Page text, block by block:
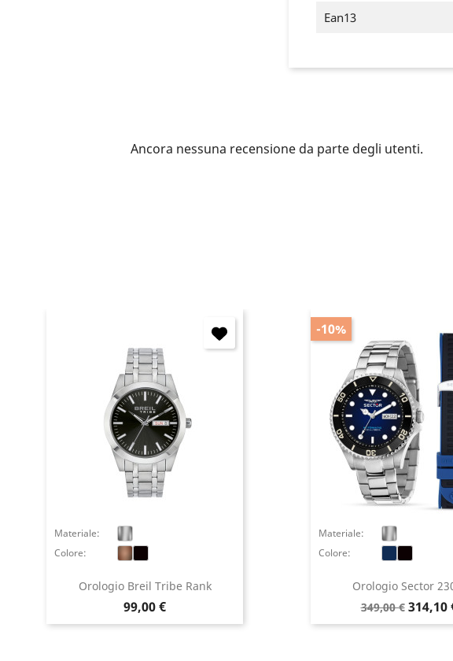
Ean13
Ancora nessuna recensione da parte degli utenti.
Orologio Breil Tribe Rank
Prezzo
99,00 €
Materiale:
Colore:
Orologio Sector
Prezzo
base
349,00 € Prezzo
314,10
Materiale:
Colore:
-10%